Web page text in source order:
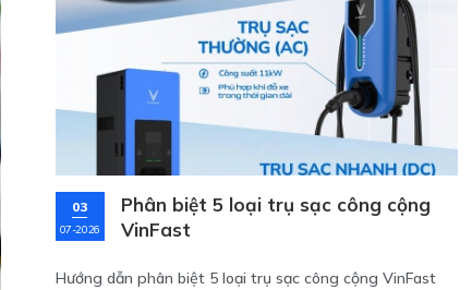
03
07-2026
Phân biệt 5 loại trụ sạc công cộng
VinFast
Hướng dẫn phân biệt 5 loại trụ sạc công cộng VinFast